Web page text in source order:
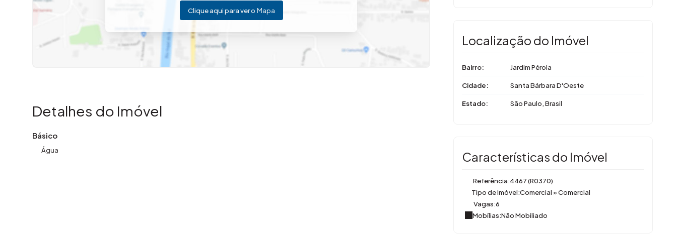
Clique aqui para ver o Mapa
Detalhes do Imóvel
Básico
Água
Localização do Imóvel
Bairro: Jardim Pérola
Cidade: Santa Bárbara D'Oeste
Estado: São Paulo, Brasil
Características do Imóvel
Referência:4467(R0370)
Tipo de Imóvel:Comercial»Comercial
Vagas:6
Mobílias:Não Mobiliado